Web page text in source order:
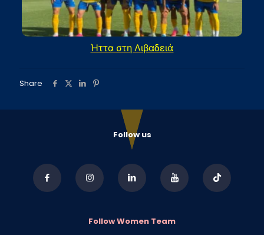
Ήττα στη Λιβαδειά
Share
Follow us
Follow Women Team